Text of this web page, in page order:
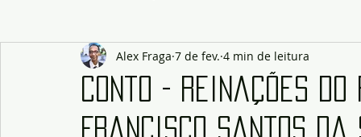
Artesanato
Conto - Reinações do
Francisco Santos da
Alex Fraga 7 de fev. 4 min de leitura